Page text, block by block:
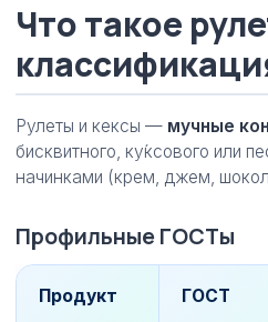
Что такое
Рулеты и кексы — мучные
бисквитного, ку́ксового или
начинками (крем, джем,
Профильные ГОСТы
Продукт ГОСТ